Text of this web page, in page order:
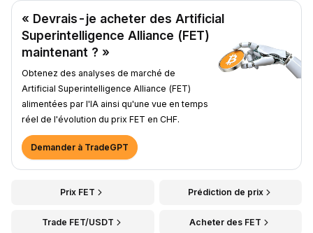
« Devrais-je acheter des Artificial
Superintelligence Alliance (FET)
maintenant ? »
Obtenez des analyses de marché de
Artificial Superintelligence Alliance (FET)
alimentées par l'IA ainsi qu'une vue en temps
réel de l'évolution du prix FET en CHF.
Demander à TradeGPT
Prix FET Prédiction de prix
Trade FET/USDT Acheter des FET